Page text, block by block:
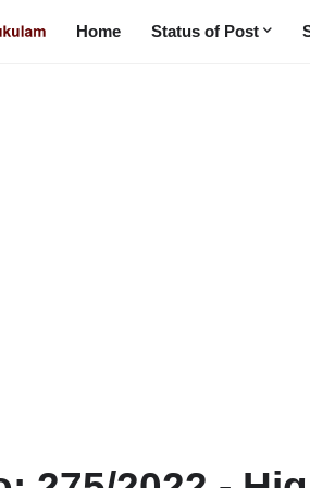
Home Status of Post